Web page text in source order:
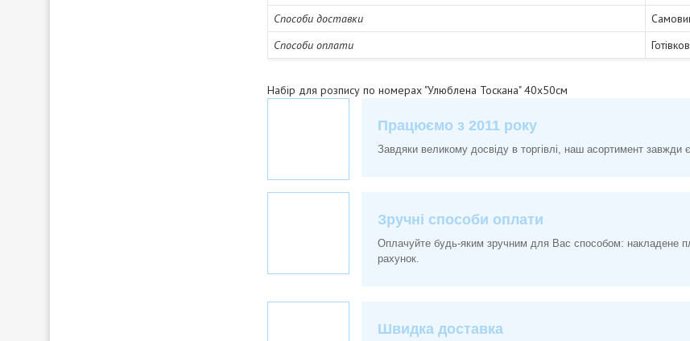
Способи доставки
Способи оплати
Набір для розпису по номерах "Улюблена Тоскана" 40х50см
Працюємо з 2011 року
Завдяки великому досвіду в торгівлі, наш асортимент завжди
Зручні способи оплати
Оплачуйте будь-яким зручним для Вас способом: накладене
рахунок.
Швидка доставка